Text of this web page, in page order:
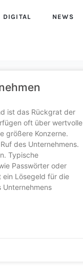
DIGITAL NEWS
ist das Rückgrat der
oft über wertvolle
größere Konzerne.
des Unternehmens.
Typische
Passwörter oder
ein Lösegeld für die
Unternehmens